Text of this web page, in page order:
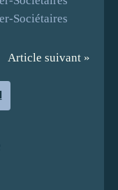
Article suivant »